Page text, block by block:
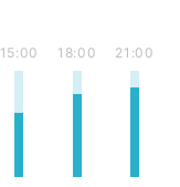
15:00 18:00 21:00